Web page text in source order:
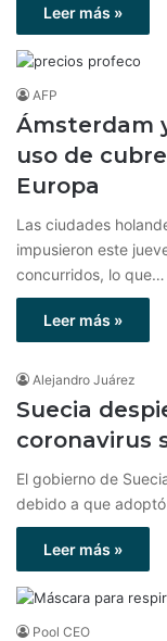
Leer más »
AFP
Ámsterdam
uso de
Europa
Las ciudades
impusieron este
concurridos, lo que…
Leer más »
Alejandro Juárez
Suecia
coronavirus
El gobierno de
debido a que
Leer más »
Pool CEO